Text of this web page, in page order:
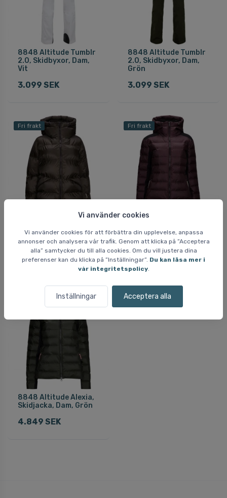
Vi använder cookies
Vi använder cookies för att förbättra din upplevelse, anpassa
annonser och analysera vår trafik. Genom att klicka på ”Acceptera
alla” samtycker du till alla cookies. Om du vill justera dina
preferenser kan du klicka på ”Inställningar”. Du kan läsa mer i
vår integritetspolicy.
Inställningar Acceptera alla
8848 Altitude Tumblr
2.0, Skidbyxor, Dam,
Vit
3.099 SEK
8848 Altitude Tumblr
2.0, Skidbyxor, Dam,
Grön
3.099 SEK
Fri frakt
Skidjacka, Dam, Brun
5.599 SEK
Fri frakt
Skidjacka, Dam,
Bordeaux
4.849 SEK
8848 Altitude Alexia,
Skidjacka, Dam, Grön
4.849 SEK